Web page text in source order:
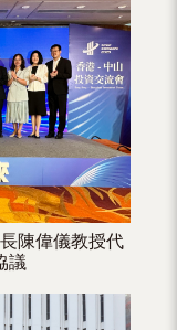
陳偉儀教授代
議